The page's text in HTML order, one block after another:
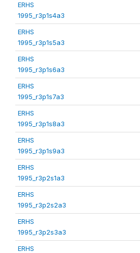
ERHS
1995_r3p1s4a3
ERHS
1995_r3p1s5a3
ERHS
1995_r3p1s6a3
ERHS
1995_r3p1s7a3
ERHS
1995_r3p1s8a3
ERHS
1995_r3p1s9a3
ERHS
1995_r3p2s1a3
ERHS
1995_r3p2s2a3
ERHS
1995_r3p2s3a3
ERHS